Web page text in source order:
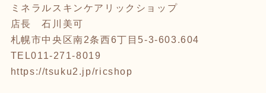
ミネラルスキンケアリックショップ
店長 石川美可
札幌市中央区南2条西6丁目5-3-603.604
TEL011-271-8019
https://tsuku2.jp/ricshop